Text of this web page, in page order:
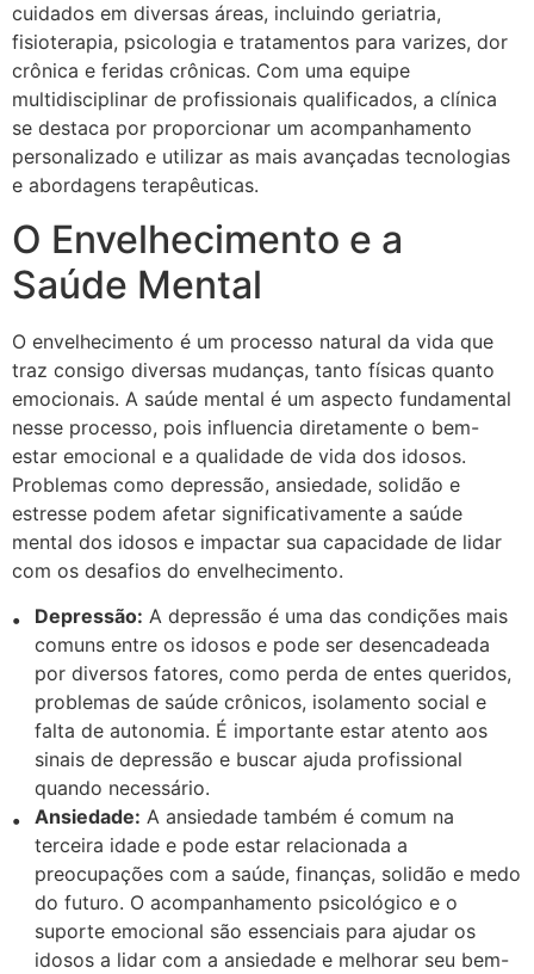
cuidados em diversas áreas, incluindo geriatria,
fisioterapia, psicologia e tratamentos para varizes, dor
crônica e feridas crônicas. Com uma equipe
multidisciplinar de profissionais qualificados, a clínica
se destaca por proporcionar um acompanhamento
personalizado e utilizar as mais avançadas tecnologias
e abordagens terapêuticas.
O Envelhecimento e a
Saúde Mental
O envelhecimento é um processo natural da vida que
traz consigo diversas mudanças, tanto físicas quanto
emocionais. A saúde mental é um aspecto fundamental
nesse processo, pois influencia diretamente o bem-
estar emocional e a qualidade de vida dos idosos.
Problemas como depressão, ansiedade, solidão e
estresse podem afetar significativamente a saúde
mental dos idosos e impactar sua capacidade de lidar
com os desafios do envelhecimento.
Depressão: A depressão é uma das condições mais
comuns entre os idosos e pode ser desencadeada
por diversos fatores, como perda de entes queridos,
problemas de saúde crônicos, isolamento social e
falta de autonomia. É importante estar atento aos
sinais de depressão e buscar ajuda profissional
quando necessário.
Ansiedade: A ansiedade também é comum na
terceira idade e pode estar relacionada a
preocupações com a saúde, finanças, solidão e medo
do futuro. O acompanhamento psicológico e o
suporte emocional são essenciais para ajudar os
idosos a lidar com a ansiedade e melhorar seu bem-